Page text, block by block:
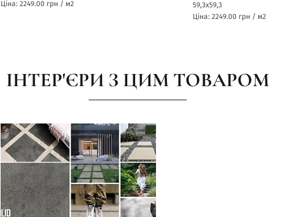
Ціна: 2249.00 грн / м2
59,3x59,3
Ціна: 2249.00 грн / м2
ІНТЕР'ЄРИ З ЦИМ ТОВАРОМ